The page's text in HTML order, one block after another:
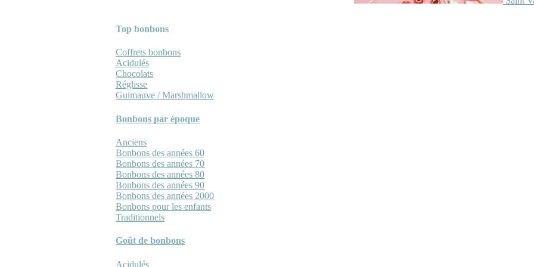
Top bonbons
Coffrets bonbons
Acidulés
Chocolats
Réglisse
Guimauve / Marshmallow
Bonbons par époque
Anciens
Bonbons des années 60
Bonbons des années 70
Bonbons des années 80
Bonbons des années 90
Bonbons des années 2000
Bonbons pour les enfants
Traditionnels
Goût de bonbons
Acidulés